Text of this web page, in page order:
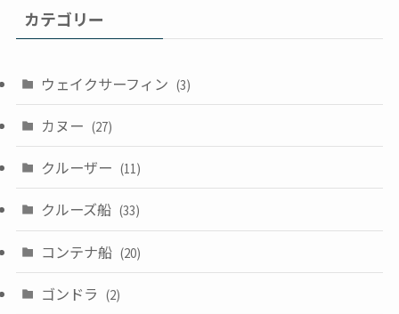
カテゴリー
ウェイクサーフィン (3)
カヌー (27)
クルーザー (11)
クルーズ船 (33)
コンテナ船 (20)
ゴンドラ (2)